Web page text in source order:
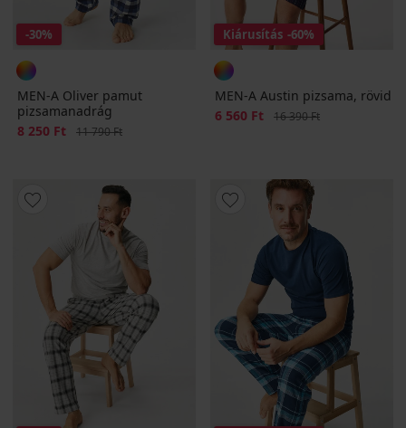
-30%
MEN-A Oliver pamut
pizsamanadrág
Kedvezmény
8 250 Ft Eredeti ár
11 790 Ft
Kiárusítás -60%
MEN-A Austin pizsama, rövid
Kedvezmény
6 560 Ft Eredeti ár
16 390 Ft